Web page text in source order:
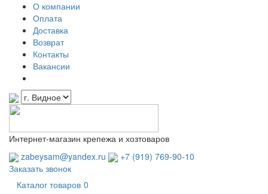
О компании
Оплата
Доставка
Возврат
Контакты
Вакансии
Интернет-магазин крепежа и хозтоваров
zabeysam@yandex.ru
+7 (919) 769-90-10
Заказать звонок
Каталог товаров 0